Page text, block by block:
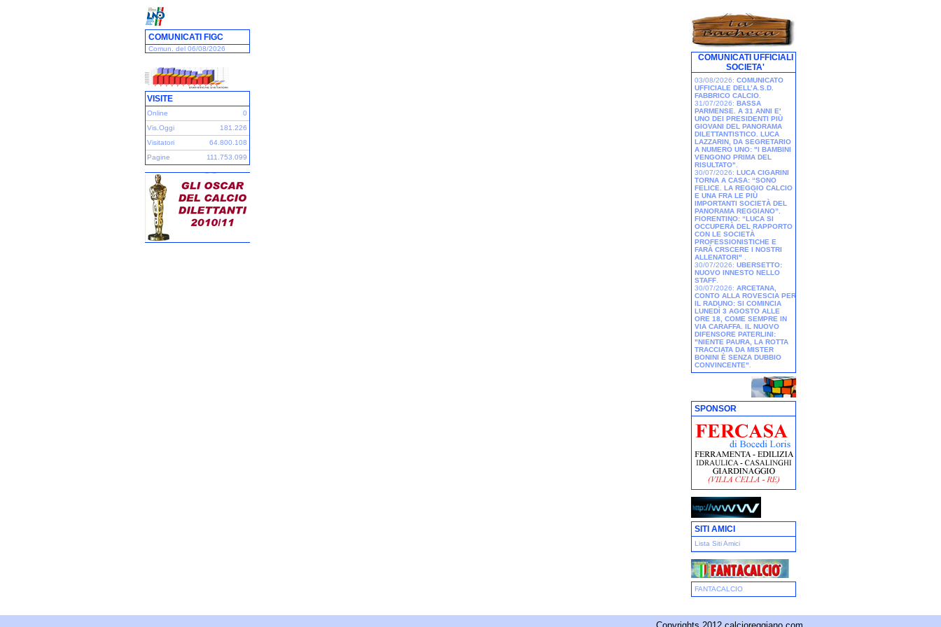
COMUNICATI FIGC
Comun. del 06/08/2026
VISITE
Online
0
Vis.Oggi
181.226
Visitatori
64.800.108
Pagine
111.753.099
COMUNICATI UFFICIALI
SOCIETA'
03/08/2026: COMUNICATO
UFFICIALE DELL’A.S.D.
FABBRICO CALCIO
31/07/2026: BASSA
PARMENSE. A 31 ANNI E'
UNO DEI PRESIDENTI PIÙ
GIOVANI DEL PANORAMA
DILETTANTISTICO. LUCA
LAZZARIN, DA SEGRETARIO
A NUMERO UNO: "I BAMBINI
VENGONO PRIMA DEL
RISULTATO"
30/07/2026: LUCA CIGARINI
TORNA A CASA: “SONO
FELICE. LA REGGIO CALCIO
E UNA FRA LE PIÙ
IMPORTANTI SOCIETÀ DEL
PANORAMA REGGIANO”.
FIORENTINO: “LUCA SI
OCCUPERÀ DEL RAPPORTO
CON LE SOCIETÀ
PROFESSIONISTICHE E
FARÀ CRSCERE I NOSTRI
ALLENATORI"
30/07/2026: UBERSETTO:
NUOVO INNESTO NELLO
STAFF
30/07/2026: ARCETANA,
CONTO ALLA ROVESCIA PER
IL RADUNO: SI COMINCIA
LUNEDÌ 3 AGOSTO ALLE
ORE 18, COME SEMPRE IN
VIA CARAFFA. IL NUOVO
DIFENSORE PATERLINI:
"NIENTE PAURA, LA ROTTA
TRACCIATA DA MISTER
BONINI È SENZA DUBBIO
CONVINCENTE"
SPONSOR
SITI AMICI
Lista Siti Amici
FANTACALCIO